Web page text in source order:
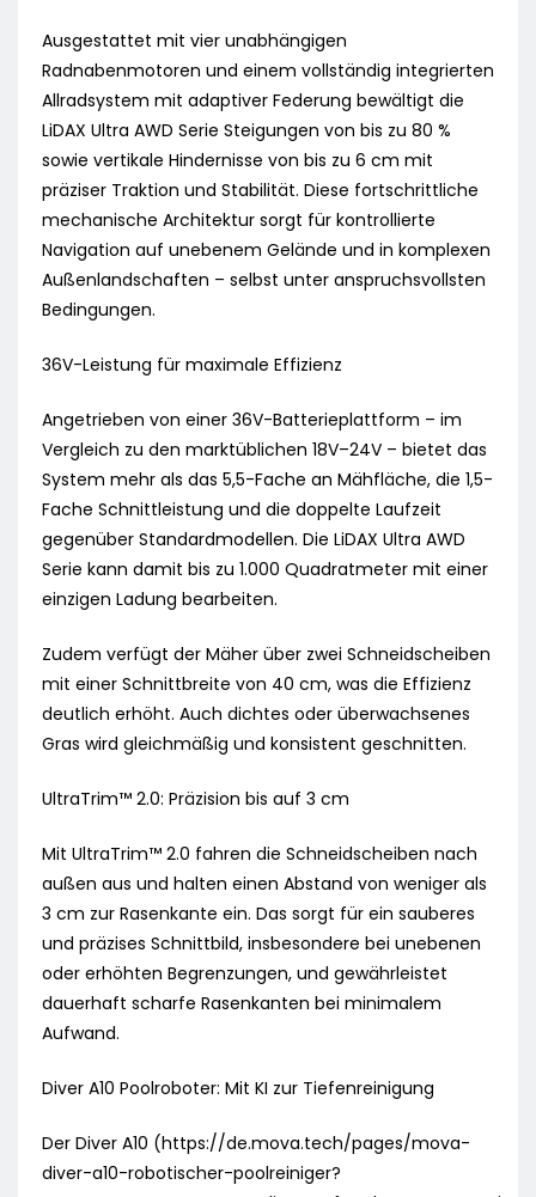
Ausgestattet mit vier unabhängigen
Radnabenmotoren und einem vollständig integrierten
Allradsystem mit adaptiver Federung bewältigt die
LiDAX Ultra AWD Serie Steigungen von bis zu 80 %
sowie vertikale Hindernisse von bis zu 6 cm mit
präziser Traktion und Stabilität. Diese fortschrittliche
mechanische Architektur sorgt für kontrollierte
Navigation auf unebenem Gelände und in komplexen
Außenlandschaften – selbst unter anspruchsvollsten
Bedingungen.
36V-Leistung für maximale Effizienz
Angetrieben von einer 36V-Batterieplattform – im
Vergleich zu den marktüblichen 18V–24V – bietet das
System mehr als das 5,5-Fache an Mähfläche, die 1,5-
Fache Schnittleistung und die doppelte Laufzeit
gegenüber Standardmodellen. Die LiDAX Ultra AWD
Serie kann damit bis zu 1.000 Quadratmeter mit einer
einzigen Ladung bearbeiten.
Zudem verfügt der Mäher über zwei Schneidscheiben
mit einer Schnittbreite von 40 cm, was die Effizienz
deutlich erhöht. Auch dichtes oder überwachsenes
Gras wird gleichmäßig und konsistent geschnitten.
UltraTrim™ 2.0: Präzision bis auf 3 cm
Mit UltraTrim™ 2.0 fahren die Schneidscheiben nach
außen aus und halten einen Abstand von weniger als
3 cm zur Rasenkante ein. Das sorgt für ein sauberes
und präzises Schnittbild, insbesondere bei unebenen
oder erhöhten Begrenzungen, und gewährleistet
dauerhaft scharfe Rasenkanten bei minimalem
Aufwand.
Diver A10 Poolroboter: Mit KI zur Tiefenreinigung
Der Diver A10 (https://de.mova.tech/pages/mova-
diver-a10-robotischer-poolreiniger?